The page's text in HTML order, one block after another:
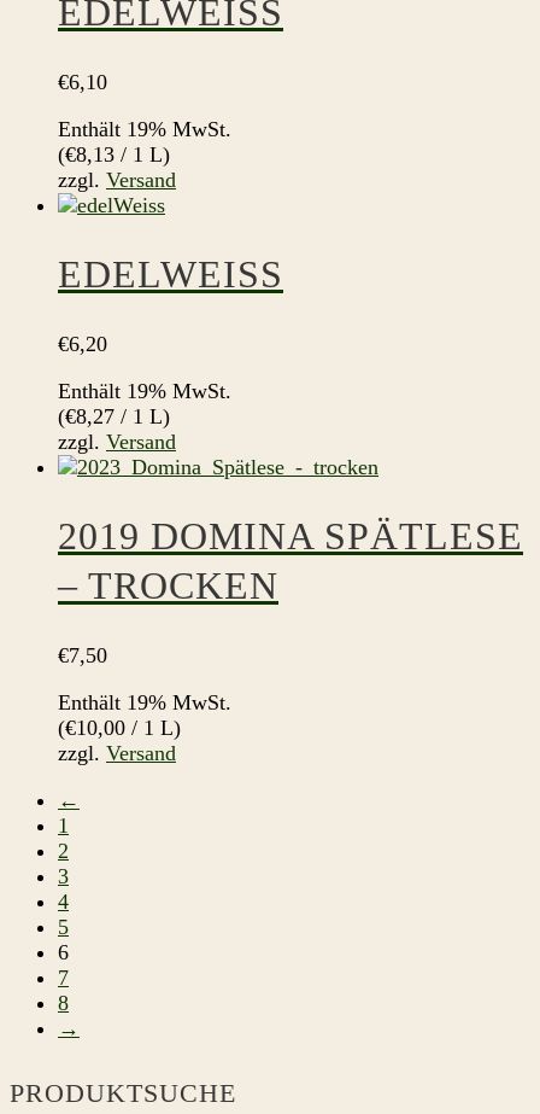
EDELWEISS
€6,10
Enthält 19% MwSt.
(€8,13 / 1 L)
zzgl. Versand
EDELWEISS
€6,20
Enthält 19% MwSt.
(€8,27 / 1 L)
zzgl. Versand
2019 DOMINA SPÄTLESE
– TROCKEN
€7,50
Enthält 19% MwSt.
(€10,00 / 1 L)
zzgl. Versand
←
1
2
3
4
5
6
7
8
→
PRODUKTSUCHE